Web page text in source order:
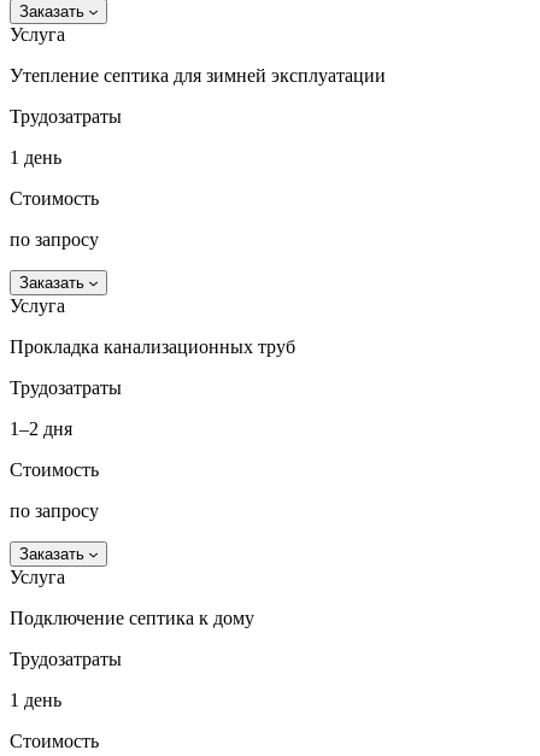
Заказать
Услуга
Утепление септика для зимней эксплуатации
Трудозатраты
1 день
Стоимость
по запросу
Заказать
Услуга
Прокладка канализационных труб
Трудозатраты
1–2 дня
Стоимость
по запросу
Заказать
Услуга
Подключение септика к дому
Трудозатраты
1 день
Стоимость